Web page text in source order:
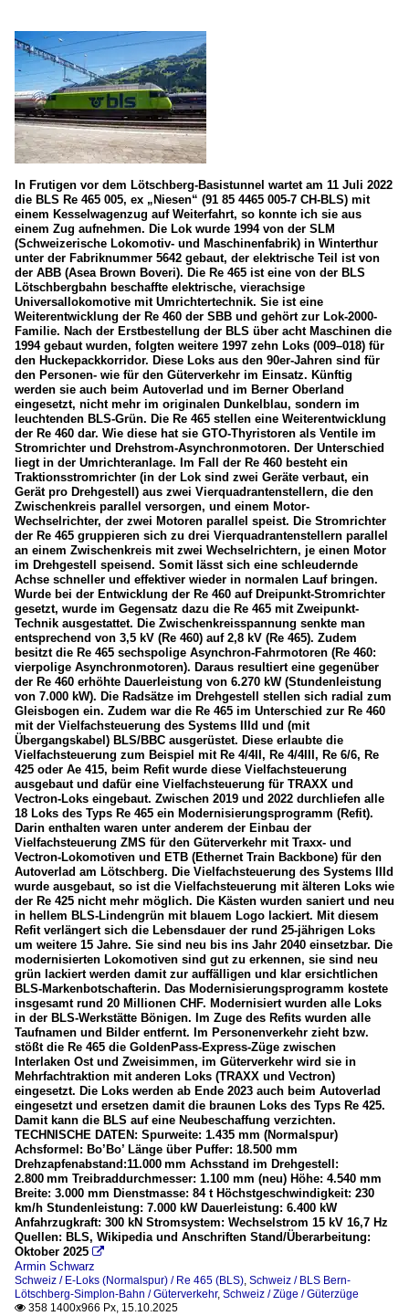
In Frutigen vor dem Lötschberg-Basistunnel wartet am 11 Juli 2022
die BLS Re 465 005, ex „Niesen“ (91 85 4465 005-7 CH-BLS) mit
einem Kesselwagenzug auf Weiterfahrt, so konnte ich sie aus
einem Zug aufnehmen. Die Lok wurde 1994 von der SLM
(Schweizerische Lokomotiv- und Maschinenfabrik) in Winterthur
unter der Fabriknummer 5642 gebaut, der elektrische Teil ist von
der ABB (Asea Brown Boveri). Die Re 465 ist eine von der BLS
Lötschbergbahn beschaffte elektrische, vierachsige
Universallokomotive mit Umrichtertechnik. Sie ist eine
Weiterentwicklung der Re 460 der SBB und gehört zur Lok-2000-
Familie. Nach der Erstbestellung der BLS über acht Maschinen die
1994 gebaut wurden, folgten weitere 1997 zehn Loks (009–018) für
den Huckepackkorridor. Diese Loks aus den 90er-Jahren sind für
den Personen- wie für den Güterverkehr im Einsatz. Künftig
werden sie auch beim Autoverlad und im Berner Oberland
eingesetzt, nicht mehr im originalen Dunkelblau, sondern im
leuchtenden BLS-Grün. Die Re 465 stellen eine Weiterentwicklung
der Re 460 dar. Wie diese hat sie GTO-Thyristoren als Ventile im
Stromrichter und Drehstrom-Asynchronmotoren. Der Unterschied
liegt in der Umrichteranlage. Im Fall der Re 460 besteht ein
Traktionsstromrichter (in der Lok sind zwei Geräte verbaut, ein
Gerät pro Drehgestell) aus zwei Vierquadrantenstellern, die den
Zwischenkreis parallel versorgen, und einem Motor-
Wechselrichter, der zwei Motoren parallel speist. Die Stromrichter
der Re 465 gruppieren sich zu drei Vierquadrantenstellern parallel
an einem Zwischenkreis mit zwei Wechselrichtern, je einen Motor
im Drehgestell speisend. Somit lässt sich eine schleudernde
Achse schneller und effektiver wieder in normalen Lauf bringen.
Wurde bei der Entwicklung der Re 460 auf Dreipunkt-Stromrichter
gesetzt, wurde im Gegensatz dazu die Re 465 mit Zweipunkt-
Technik ausgestattet. Die Zwischenkreisspannung senkte man
entsprechend von 3,5 kV (Re 460) auf 2,8 kV (Re 465). Zudem
besitzt die Re 465 sechspolige Asynchron-Fahrmotoren (Re 460:
vierpolige Asynchronmotoren). Daraus resultiert eine gegenüber
der Re 460 erhöhte Dauerleistung von 6.270 kW (Stundenleistung
von 7.000 kW). Die Radsätze im Drehgestell stellen sich radial zum
Gleisbogen ein. Zudem war die Re 465 im Unterschied zur Re 460
mit der Vielfachsteuerung des Systems IIId und (mit
Übergangskabel) BLS/BBC ausgerüstet. Diese erlaubte die
Vielfachsteuerung zum Beispiel mit Re 4/4II, Re 4/4III, Re 6/6, Re
425 oder Ae 415, beim Refit wurde diese Vielfachsteuerung
ausgebaut und dafür eine Vielfachsteuerung für TRAXX und
Vectron-Loks eingebaut. Zwischen 2019 und 2022 durchliefen alle
18 Loks des Typs Re 465 ein Modernisierungsprogramm (Refit).
Darin enthalten waren unter anderem der Einbau der
Vielfachsteuerung ZMS für den Güterverkehr mit Traxx- und
Vectron-Lokomotiven und ETB (Ethernet Train Backbone) für den
Autoverlad am Lötschberg. Die Vielfachsteuerung des Systems IIId
wurde ausgebaut, so ist die Vielfachsteuerung mit älteren Loks wie
der Re 425 nicht mehr möglich. Die Kästen wurden saniert und neu
in hellem BLS-Lindengrün mit blauem Logo lackiert. Mit diesem
Refit verlängert sich die Lebensdauer der rund 25-jährigen Loks
um weitere 15 Jahre. Sie sind neu bis ins Jahr 2040 einsetzbar. Die
modernisierten Lokomotiven sind gut zu erkennen, sie sind neu
grün lackiert werden damit zur auffälligen und klar ersichtlichen
BLS-Markenbotschafterin. Das Modernisierungsprogramm kostete
insgesamt rund 20 Millionen CHF. Modernisiert wurden alle Loks
in der BLS-Werkstätte Bönigen. Im Zuge des Refits wurden alle
Taufnamen und Bilder entfernt. Im Personenverkehr zieht bzw.
stößt die Re 465 die GoldenPass-Express-Züge zwischen
Interlaken Ost und Zweisimmen, im Güterverkehr wird sie in
Mehrfachtraktion mit anderen Loks (TRAXX und Vectron)
eingesetzt. Die Loks werden ab Ende 2023 auch beim Autoverlad
eingesetzt und ersetzen damit die braunen Loks des Typs Re 425.
Damit kann die BLS auf eine Neubeschaffung verzichten.
TECHNISCHE DATEN: Spurweite: 1.435 mm (Normalspur)
Achsformel: Bo’Bo’ Länge über Puffer: 18.500 mm
Drehzapfenabstand:11.000 mm Achsstand im Drehgestell:
2.800 mm Treibraddurchmesser: 1.100 mm (neu) Höhe: 4.540 mm
Breite: 3.000 mm Dienstmasse: 84 t Höchstgeschwindigkeit: 230
km/h Stundenleistung: 7.000 kW Dauerleistung: 6.400 kW
Anfahrzugkraft: 300 kN Stromsystem: Wechselstrom 15 kV 16,7 Hz
Quellen: BLS, Wikipedia und Anschriften Stand/Überarbeitung:
Oktober 2025 
Armin Schwarz
Schweiz / E-Loks (Normalspur) / Re 465 (BLS), Schweiz / BLS Bern-
Lötschberg-Simplon-Bahn / Güterverkehr, Schweiz / Züge / Güterzüge
 358 1400x966 Px, 15.10.2025